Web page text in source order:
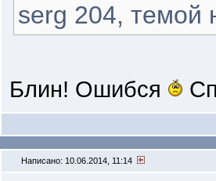
serg 204,
Блин! Ошибся
Написано: 10.06.2014, 11:14